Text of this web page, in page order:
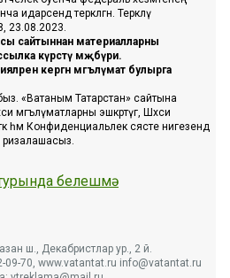
теркәлгән. Теркәлү
23.08.2023.
сайтыннан материалларны
күрсәтү мәҗбүри.
кергән мәгълүмат булырга
«Ватаным Татарстан» сайтына
мәгълүматларны эшкәртүгә, Шәхси
һәм Конфиденциальлек сәясәте нигезендә
белешмә
ш., Декабристлар ур., 2 й.
09-70, www.vatantat.ru info@vatantat.ru